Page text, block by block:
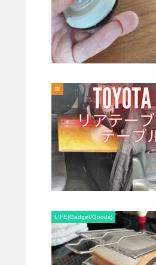
車
LIFE(Gadget/Goods)